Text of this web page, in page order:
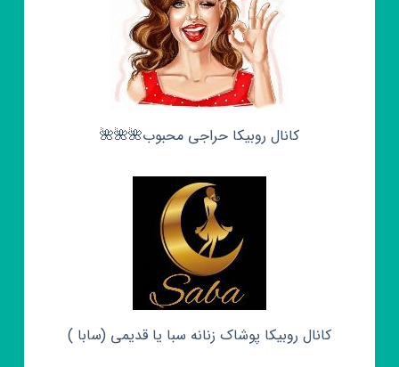
کانال روبیکا حراجی محبوب🌺🌺🌺
کانال روبیکا پوشاک زنانه سبا یا قدیمی (سابا )